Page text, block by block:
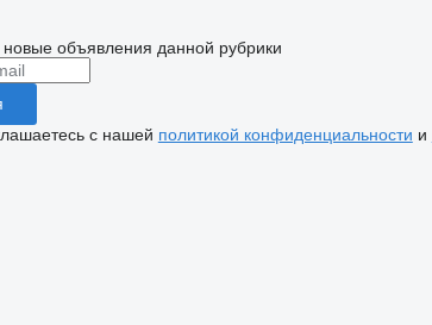
объявления данной рубрики
с нашей политикой конфиденциальности и